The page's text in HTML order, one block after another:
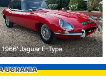
1966' Jaguar E-Type
UCRANIA